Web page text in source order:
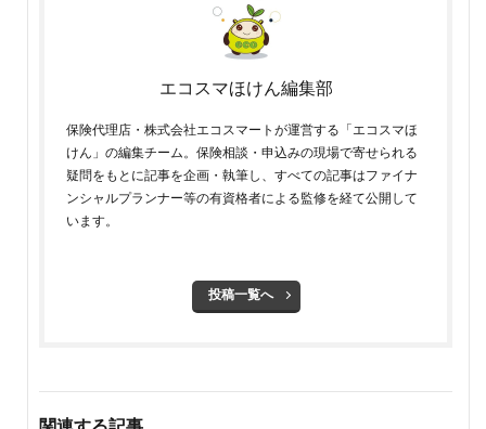
エコスマほけん編集部
保険代理店・株式会社エコスマートが運営する「エコスマほ
けん」の編集チーム。保険相談・申込みの現場で寄せられる
疑問をもとに記事を企画・執筆し、すべての記事はファイナ
ンシャルプランナー等の有資格者による監修を経て公開して
います。
投稿一覧へ